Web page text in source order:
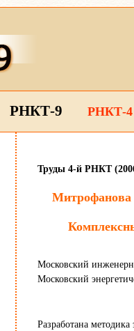
РНКТ-9 РНКТ-4
Труды 4-й РНКТ
Московский
Московский
Разработана